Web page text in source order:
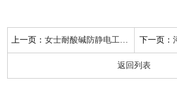
上一页：女士耐酸碱防静电工作服批发 下一页：
返回列表